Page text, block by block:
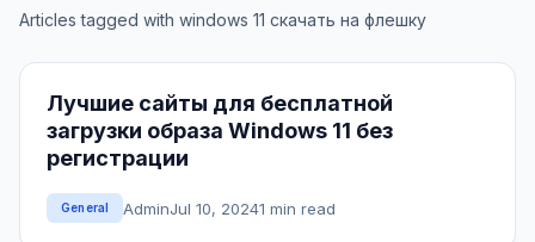
Articles tagged with windows 11 скачать на флешку
Лучшие сайты для бесплатной
загрузки образа Windows 11 без
регистрации
General AdminJul 10, 20241 min read